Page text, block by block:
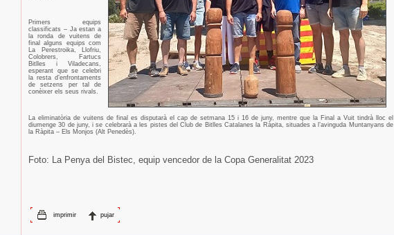
Primers equips
classificats – Ja estan a
la ronda de vuitens de
final alguns equips com
La Perestroika, Llofriu,
Colobrers, Fartucs
Bitlles i Viladecans,
esperant que se celebri
la resta d’enfrontaments
de setzens per tal de
conèixer els seus rivals.
La eliminatòria de vuitens de final es disputarà el cap de setmana 15 i 16 de juny, mentre que la Final a Vuit tindrà lloc el
diumenge 30 de juny, i se celebrarà a les pistes del Club de Bitlles Catalanes la Ràpita, situades a l’avinguda Muntanyans de
la Ràpita – Els Monjos (Alt Penedès).
Foto: La Penya del Bistec, equip vencedor de la Copa Generalitat 2023
imprimir pujar